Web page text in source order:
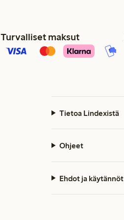
Turvalliset maksut
Tietoa Lindexistä
Ohjeet
Ehdot ja käytännöt